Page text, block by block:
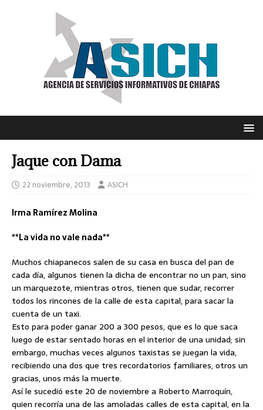
Jaque con Dama
22 noviembre, 2013 ASICH
Irma Ramírez Molina
**La vida no vale nada**
Muchos chiapanecos salen de su casa en busca del pan de
cada día, algunos tienen la dicha de encontrar no un pan, sino
un marquezote,mientras otros, tienen que sudar, recorrer
todos los rincones de la calle de esta capital, para sacar la
cuenta de un taxi.
Esto para poder ganar 200 a 300 pesos, que es lo que saca
luego de estar sentado horas en el interior de una unidad; sin
embargo, muchas veces algunos taxistas se juegan la vida,
recibiendo una dos que tres recordatorios familiares, otros un
gracias, unos más la muerte.
Así le sucedió este 20 de noviembre a Roberto Marroquín,
quien recorría una de las amoladas calles de esta capital, en la